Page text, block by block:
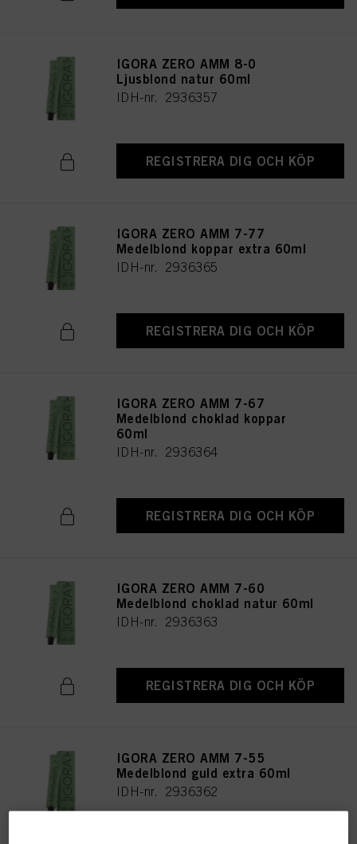
IGORA ZERO AMM 8-0
Ljusblond natur 60ml
IDH-nr. 2936357
REGISTRERA DIG OCH KÖP
IGORA ZERO AMM 7-77
Medelblond koppar extra 60ml
IDH-nr. 2936365
REGISTRERA DIG OCH KÖP
IGORA ZERO AMM 7-67
Medelblond choklad koppar
60ml
IDH-nr. 2936364
REGISTRERA DIG OCH KÖP
IGORA ZERO AMM 7-60
Medelblond choklad natur 60ml
IDH-nr. 2936363
REGISTRERA DIG OCH KÖP
IGORA ZERO AMM 7-55
Medelblond guld extra 60ml
IDH-nr. 2936362